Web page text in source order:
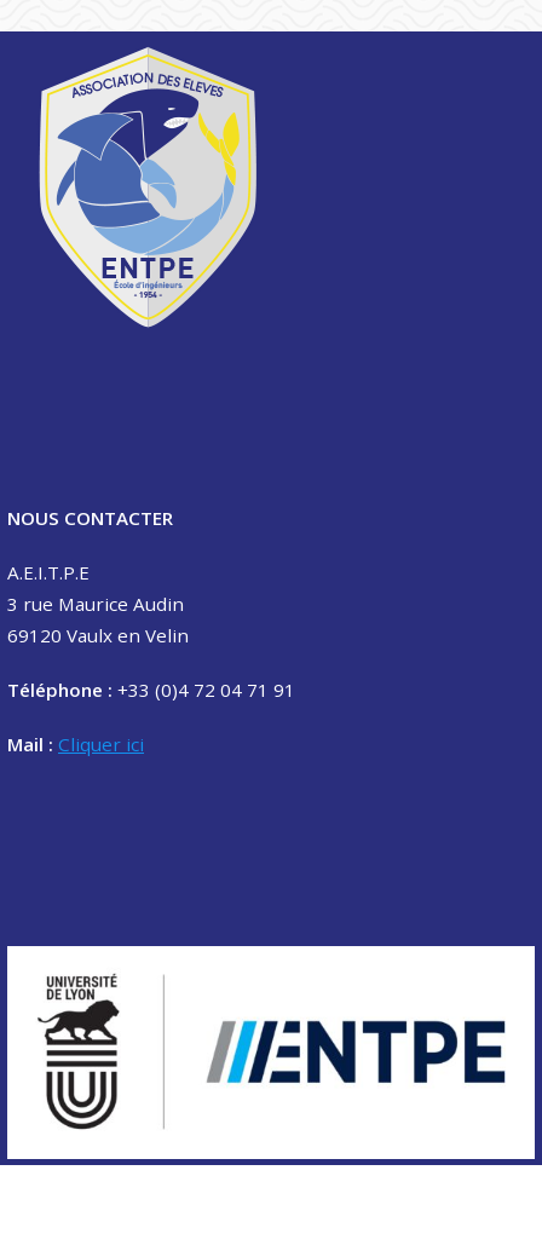
NOUS CONTACTER
A.E.I.T.P.E
3 rue Maurice Audin
69120 Vaulx en Velin
Téléphone : +33 (0)4 72 04 71 91
Mail : Cliquer ici